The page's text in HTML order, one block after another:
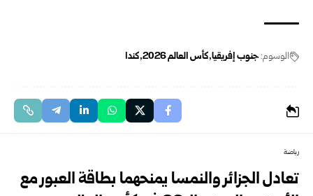
الوسوم:جنوب إفريقيا كأس العالم ‌‏2026‏ كندا
رياضة
تعادل الجزائر والنمسا يمنحهما بطاقة العبور مع